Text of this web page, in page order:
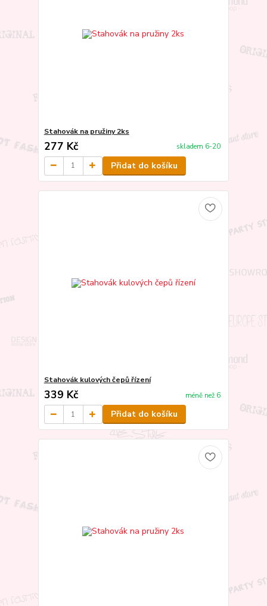
Stahovák na pružiny 2ks
277 Kč skladem 6-20
Přidat do košíku
Stahovák kulových čepů řízení
339 Kč méně než 6
Přidat do košíku